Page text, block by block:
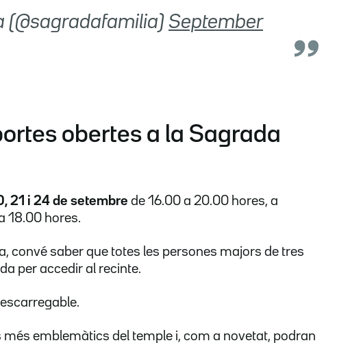
(@sagradafamilia) September
obertes a la Sagrada
21 i 24 de setembre de 16.00 a 20.00 hores, a
18.00 hores.
convé saber que totes les persones majors de tres
per accedir al recinte.
emblemàtics del temple i, com a novetat, podran